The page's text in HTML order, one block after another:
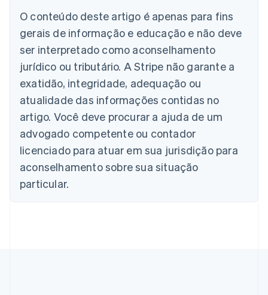
O conteúdo deste artigo é apenas para fins
gerais de informação e educação e não deve
ser interpretado como aconselhamento
jurídico ou tributário. A Stripe não garante a
exatidão, integridade, adequação ou
atualidade das informações contidas no
artigo. Você deve procurar a ajuda de um
advogado competente ou contador
licenciado para atuar em sua jurisdição para
aconselhamento sobre sua situação
particular.
Austrália
Áustria
DeutschEnglish
Bélgica
English
Brasil
PortuguêsEnglish
Bulgária
English
Canadá
English Français
China continental
简体中文 English
Chipre
Croácia